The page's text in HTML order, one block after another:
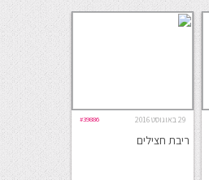
29 באוגוסט 2016 #39886
ריבת חצילים